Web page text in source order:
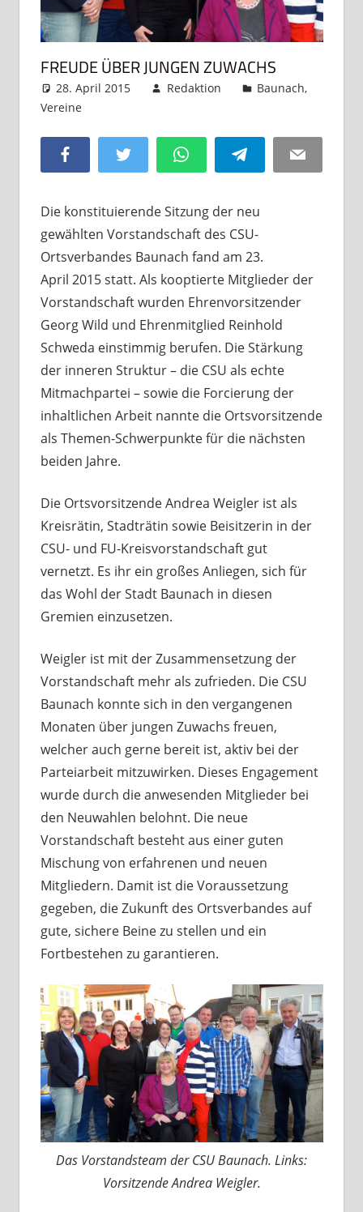
FREUDE ÜBER JUNGEN ZUWACHS
28. April 2015 Redaktion Baunach,
Vereine
Facebook Twitter WhatsAppTelegram Email
Die konstituierende Sitzung der neu
gewählten Vorstandschaft des CSU-
Ortsverbandes Baunach fand am 23.
April 2015 statt. Als kooptierte Mitglieder der
Vorstandschaft wurden Ehrenvorsitzender
Georg Wild und Ehrenmitglied Reinhold
Schweda einstimmig berufen. Die Stärkung
der inneren Struktur – die CSU als echte
Mitmachpartei – sowie die Forcierung der
inhaltlichen Arbeit nannte die Ortsvorsitzende
als Themen-Schwerpunkte für die nächsten
beiden Jahre.
Die Ortsvorsitzende Andrea Weigler ist als
Kreisrätin, Stadträtin sowie Beisitzerin in der
CSU- und FU-Kreisvorstandschaft gut
vernetzt. Es ihr ein großes Anliegen, sich für
das Wohl der Stadt Baunach in diesen
Gremien einzusetzen.
Weigler ist mit der Zusammensetzung der
Vorstandschaft mehr als zufrieden. Die CSU
Baunach konnte sich in den vergangenen
Monaten über jungen Zuwachs freuen,
welcher auch gerne bereit ist, aktiv bei der
Parteiarbeit mitzuwirken. Dieses Engagement
wurde durch die anwesenden Mitglieder bei
den Neuwahlen belohnt. Die neue
Vorstandschaft besteht aus einer guten
Mischung von erfahrenen und neuen
Mitgliedern. Damit ist die Voraussetzung
gegeben, die Zukunft des Ortsverbandes auf
gute, sichere Beine zu stellen und ein
Fortbestehen zu garantieren.
Das Vorstandsteam der CSU Baunach. Links:
Vorsitzende Andrea Weigler.